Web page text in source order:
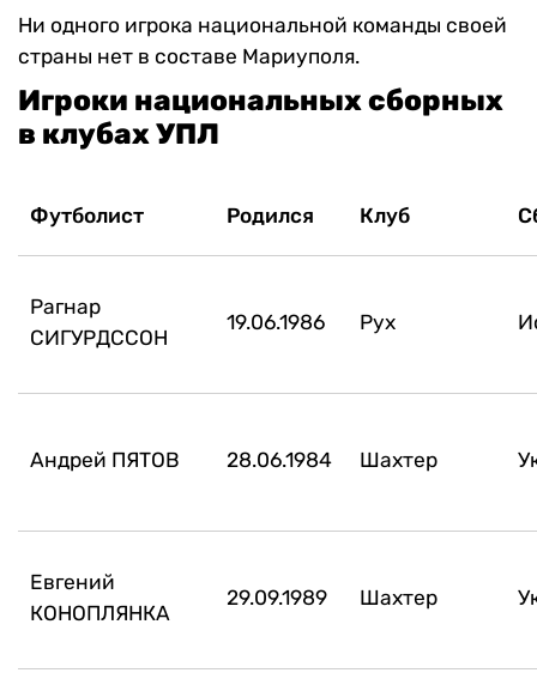
Ни одного игрока национальной команды своей
страны нет в составе Мариуполя.
Игроки национальных сборных
в клубах УПЛ
Футболист Родился Клуб
Рагнар
СИГУРДССОН
19.06.1986 Рух
Андрей ПЯТОВ 28.06.1984 Шахтер
Евгений
КОНОПЛЯНКА
29.09.1989 Шахтер